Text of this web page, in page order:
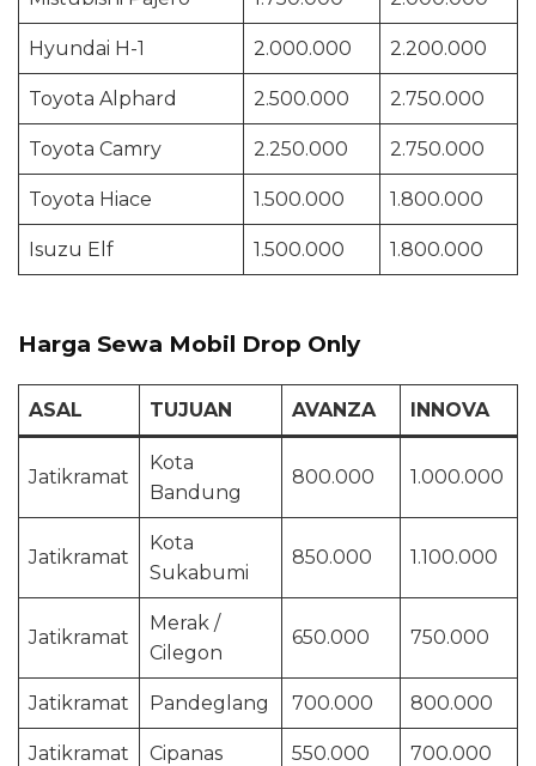
Hyundai H-1 2.000.000 2.200.000
Toyota Alphard 2.500.000 2.750.000
Toyota Camry 2.250.000 2.750.000
Toyota Hiace 1.500.000 1.800.000
Isuzu Elf 1.500.000 1.800.000
Harga Sewa Mobil Drop Only
ASAL TUJUAN AVANZA INNOVA
Jatikramat
Kota
Bandung
800.000 1.000.000
Jatikramat
Kota
Sukabumi
850.000 1.100.000
Jatikramat
Merak /
Cilegon
650.000 750.000
Jatikramat Pandeglang 700.000 800.000
Jatikramat Cipanas 550.000 700.000